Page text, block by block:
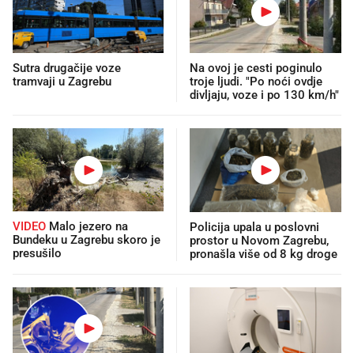
Sutra drugačije voze
tramvaji u Zagrebu
Na ovoj je cesti poginulo
troje ljudi. "Po noći ovdje
divljaju, voze i po 130 km/h"
VIDEO Malo jezero na
Bundeku u Zagrebu skoro je
presušilo
Policija upala u poslovni
prostor u Novom Zagrebu,
pronašla više od 8 kg droge